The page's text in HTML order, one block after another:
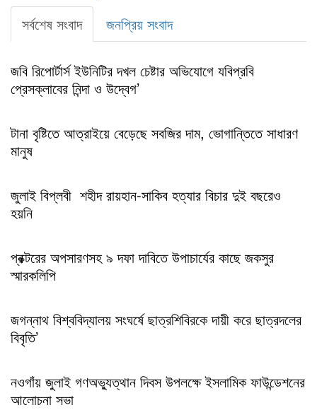
সর্বশেষ সংবাদ
জনপ্রিয় সংবাদ
জবি রিপোর্টার্স ইউনিটির দখল চেষ্টার অভিযোগে যবিপ্রবি
প্রেসক্লাবের নিন্দা ও উদ্বেগ’
টানা বৃষ্টিতে আত্রাইয়ে বেড়েছে সবজির দাম, ভোগান্তিতে সাধারণ
মানুষ
জুলাই বিপ্লবী শহীদ রায়হান-সাকিব হত্যার বিচার দুই বছরেও
হয়নি
প্রক্টরের অপসারণসহ ৯ দফা দাবিতে উপাচার্যের কাছে জকসুর
স্মারকলিপি
জগন্নাথ বিশ্ববিদ্যালয় সংঘর্ষে ছাত্রশিবিরকে দায়ী করে ছাত্রদলের
বিবৃতি’
নওগাঁয় জুলাই গণঅভ্যুত্থান দিবস উপলক্ষে ইসলামিক ফাউন্ডেশনের
আলোচনা সভা